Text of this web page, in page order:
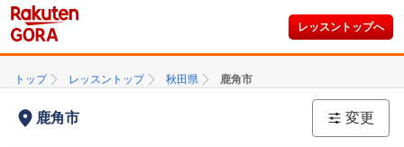
レッスントップへ
トップ レッスントップ 秋田県 鹿角市
鹿角市 変更